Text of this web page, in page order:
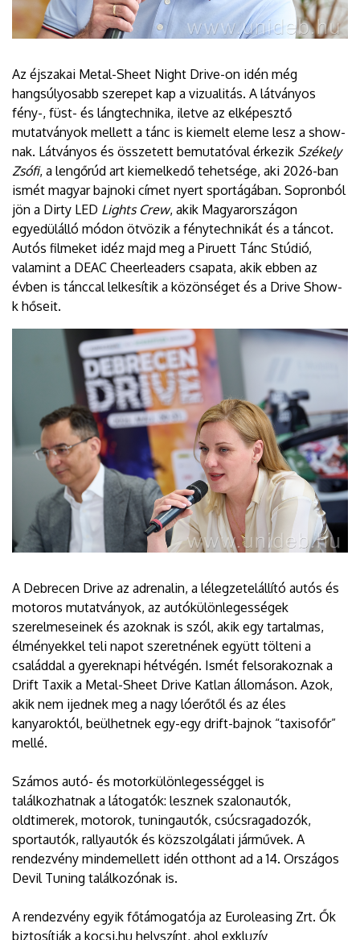
Az éjszakai Metal-Sheet Night Drive-on idén még
hangsúlyosabb szerepet kap a vizualitás. A látványos
fény-, füst- és lángtechnika, iletve az elképesztő
mutatványok mellett a tánc is kiemelt eleme lesz a show-
nak. Látványos és összetett bemutatóval érkezik Székely
Zsófi, a lengőrúd art kiemelkedő tehetsége, aki 2026-ban
ismét magyar bajnoki címet nyert sportágában. Sopronból
jön a Dirty LED Lights Crew, akik Magyarországon
egyedülálló módon ötvözik a fénytechnikát és a táncot.
Autós filmeket idéz majd meg a Piruett Tánc Stúdió,
valamint a DEAC Cheerleaders csapata, akik ebben az
évben is tánccal lelkesítik a közönséget és a Drive Show-
k hőseit.
A Debrecen Drive az adrenalin, a lélegzetelállító autós és
motoros mutatványok, az autókülönlegességek
szerelmeseinek és azoknak is szól, akik egy tartalmas,
élményekkel teli napot szeretnének együtt tölteni a
családdal a gyereknapi hétvégén. Ismét felsorakoznak a
Drift Taxik a Metal-Sheet Drive Katlan állomáson. Azok,
akik nem ijednek meg a nagy lóerőtől és az éles
kanyaroktól, beülhetnek egy-egy drift-bajnok “taxisofőr”
mellé.
Számos autó- és motorkülönlegességgel is
találkozhatnak a látogatók: lesznek szalonautók,
oldtimerek, motorok, tuningautók, csúcsragadozók,
sportautók, rallyautók és közszolgálati járművek. A
rendezvény mindemellett idén otthont ad a 14. Országos
Devil Tuning találkozónak is.
A rendezvény egyik főtámogatója az Euroleasing Zrt. Ők
biztosítják a kocsi.hu helyszínt, ahol exkluzív